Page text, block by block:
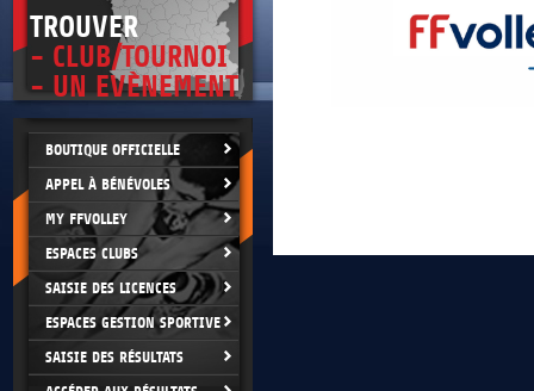
TROUVER
- CLUB/TOURNOI
- UN EVÈNEMENT
BOUTIQUE OFFICIELLE
APPEL À BÉNÉVOLES
MY FFVOLLEY
ESPACES CLUBS
SAISIE DES LICENCES
ESPACES GESTION SPORTIVE
SAISIE DES RÉSULTATS